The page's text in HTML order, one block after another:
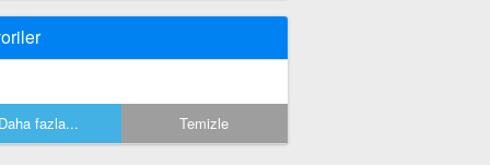
Daha fazla... Temizle